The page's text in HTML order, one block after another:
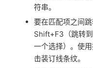
符串。
要在匹配项之间
Shift+F3（跳转
一个选择）。使
击装订线条纹。